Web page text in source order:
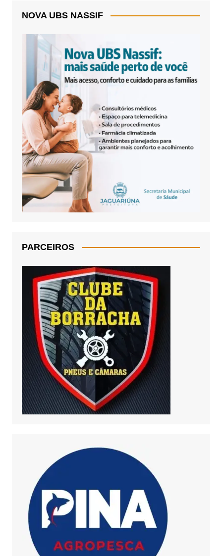
NOVA UBS NASSIF
PARCEIROS